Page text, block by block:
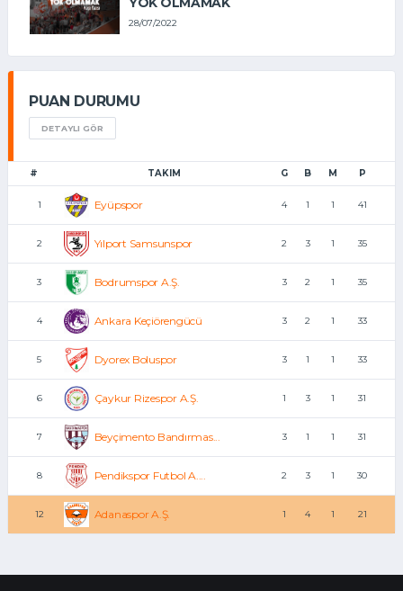
28/07/2022
PUAN DURUMU
DETAYLI GÖR
# TAKIM G B M P
1 Eyüpspor 4 1 1 41
2 Yılport Samsunspor 2 3 1 35
3 Bodrumspor A.Ş. 3 2 1 35
4 Ankara Keçiörengücü 3 2 1 33
5 Dyorex Boluspor 3 1 1 33
6 Çaykur Rizespor A.Ş. 1 3 1 31
7 Beyçimento Bandırmas... 3 1 1 31
8 Pendikspor Futbol A.... 2 3 1 30
12 Adanaspor A.Ş. 1 4 1 21